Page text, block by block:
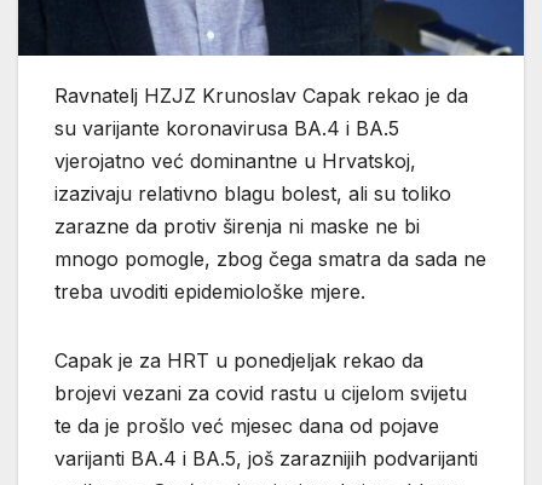
Ravnatelj HZJZ Krunoslav Capak rekao je da
su varijante koronavirusa BA.4 i BA.5
vjerojatno već dominantne u Hrvatskoj,
izazivaju relativno blagu bolest, ali su toliko
zarazne da protiv širenja ni maske ne bi
mnogo pomogle, zbog čega smatra da sada ne
treba uvoditi epidemiološke mjere.
Capak je za HRT u ponedjeljak rekao da
brojevi vezani za covid rastu u cijelom svijetu
te da je prošlo već mjesec dana od pojave
varijanti BA.4 i BA.5, još zaraznijih podvarijanti